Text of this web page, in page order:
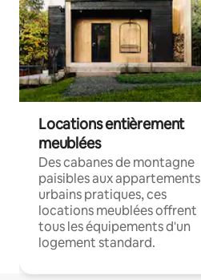
Locations entièrement
meublées
Des cabanes de montagne
paisibles aux appartements
urbains pratiques, ces
locations meublées offrent
tous les équipements d'un
logement standard.